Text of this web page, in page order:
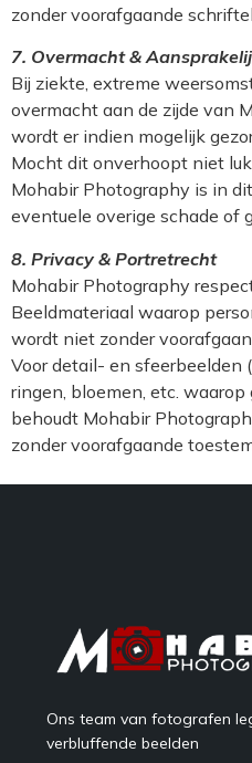
zonder voorafgaande
7. Overmacht &
Bij ziekte, extreme
overmacht aan de zijde van
wordt er indien mogelijk
Mocht dit onverhoopt niet
Mohabir Photography is in
eventuele overige schade of
8. Privacy & Portretrecht
Mohabir Photography
Beeldmateriaal waarop
wordt niet zonder
Voor detail- en sfeerbeelden
ringen, bloemen, etc.
behoudt Mohabir
zonder voorafgaande
Ons team van fotografen
verbluffende beelden